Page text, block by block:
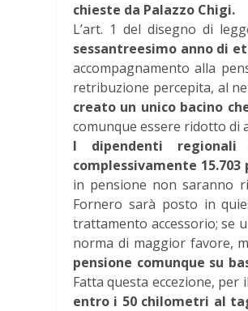
chieste da Palazzo Chigi.
L’art. 1 del disegno di
sessantreesimo anno di
accompagnamento alla
retribuzione percepita, al
creato un unico bacino
comunque essere ridotto di
I dipendenti
complessivamente
in pensione non saranno
Fornero sarà posto in
trattamento accessorio; se
norma di maggior favore,
pensione comunque su
Fatta questa eccezione,
entro i 50 chilometri al